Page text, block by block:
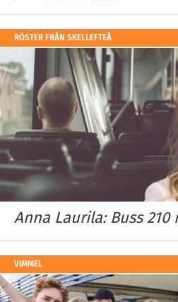
RÖSTER FRÅN SKELLEFTEÅ
Anna Laurila: Buss 210
VIMMEL